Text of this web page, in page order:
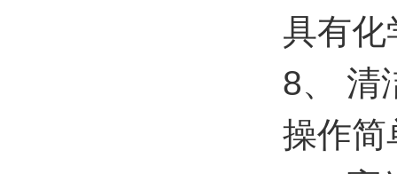
具有化
8、 清
操作简